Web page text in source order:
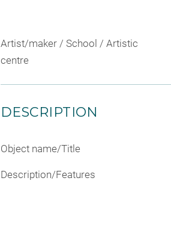
Artist/maker / School / Artistic
centre
DESCRIPTION
Object name/Title
Description/Features